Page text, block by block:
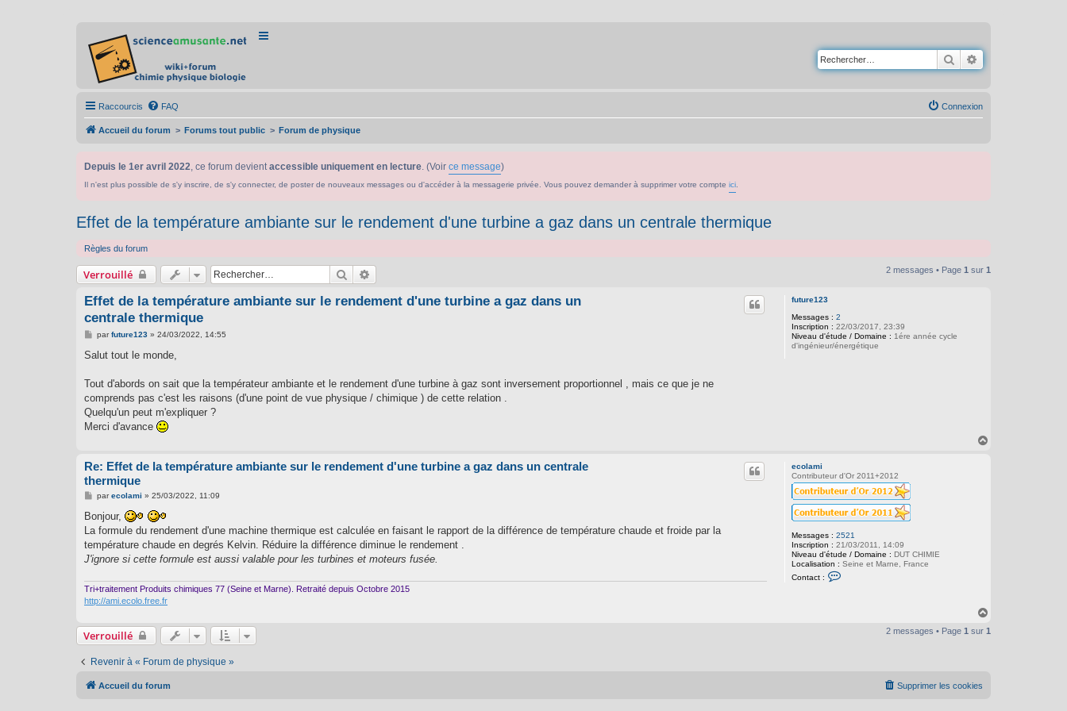
Rechercher
Raccourcis FAQ Connexion
Accueil du forum Forums tout public Forum de physique
Depuis le 1er avril 2022, ce forum devientaccessible uniquement en lecture. (Voir ce message)
Il n'est plus possible de s'y inscrire, de s'y connecter, de poster de nouveaux messages ou d'accéder à la messagerie privée. Vous pouvez demander à supprimer votre compte ici
Effet de la température ambiante sur le rendement d'une turbine a gaz dans un centrale thermique
Règles du forum
Verrouillé Rechercher 2 messages • Page 1 sur 1
future123
Messages : 2
Inscription : 22/03/2017, 23:39
Niveau d'étude / Domaine : 1ére année cycle
d'ingénieur/énergétique
Effet de la température ambiante sur le rendement d'une turbine a gaz dans un
centrale thermique
M
s
g
parfuture123» 24/03/2022, 14:55
Salut tout le monde,
Tout d'abords on sait que la températeur ambiante et le rendement d'une turbine à gaz sont inversement proportionnel , mais ce que je ne
comprends pas c'est les raisons (d'une point de vue physique / chimique ) de cette relation .
Quelqu'un peut m'expliquer ?
Merci d'avance
ecolami
Contributeur d'Or 2011+2012
Messages : 2521
Inscription : 21/03/2011, 14:09
Niveau d'étude / Domaine : DUT CHIMIE
Localisation : Seine et Marne, France
Contact :
Re: Effet de la température ambiante sur le rendement d'une turbine a gaz dans un centrale
thermique
M
s
a
g
parecolami » 25/03/2022, 11:09
Bonjour,
La formule du rendement d'une machine thermique est calculée en faisant le rapport de la différence de température chaude et froide par la
température chaude en degrés Kelvin. Réduire la différence diminue le rendement .
J'ignore si cette formule est aussi valable pour les turbines et moteurs fusée.
Tri+traitement Produits chimiques 77 (Seine et Marne). Retraité depuis Octobre 2015
http://ami.ecolo.free.fr
u
Verrouillé 2 messages • Page 1 sur 1
Revenir à « Forum de physique »
Accueil du forum Supprimer les cookies